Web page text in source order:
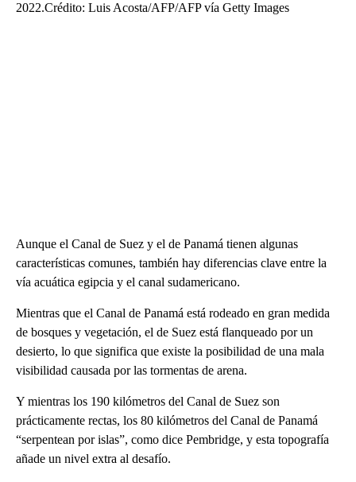
2022.Crédito: Luis Acosta/AFP/AFP vía Getty Images
Aunque el Canal de Suez y el de Panamá tienen algunas
características comunes, también hay diferencias clave entre la
vía acuática egipcia y el canal sudamericano.
Mientras que el Canal de Panamá está rodeado en gran medida
de bosques y vegetación, el de Suez está flanqueado por un
desierto, lo que significa que existe la posibilidad de una mala
visibilidad causada por las tormentas de arena.
Y mientras los 190 kilómetros del Canal de Suez son
prácticamente rectas, los 80 kilómetros del Canal de Panamá
“serpentean por islas”, como dice Pembridge, y esta topografía
añade un nivel extra al desafío.